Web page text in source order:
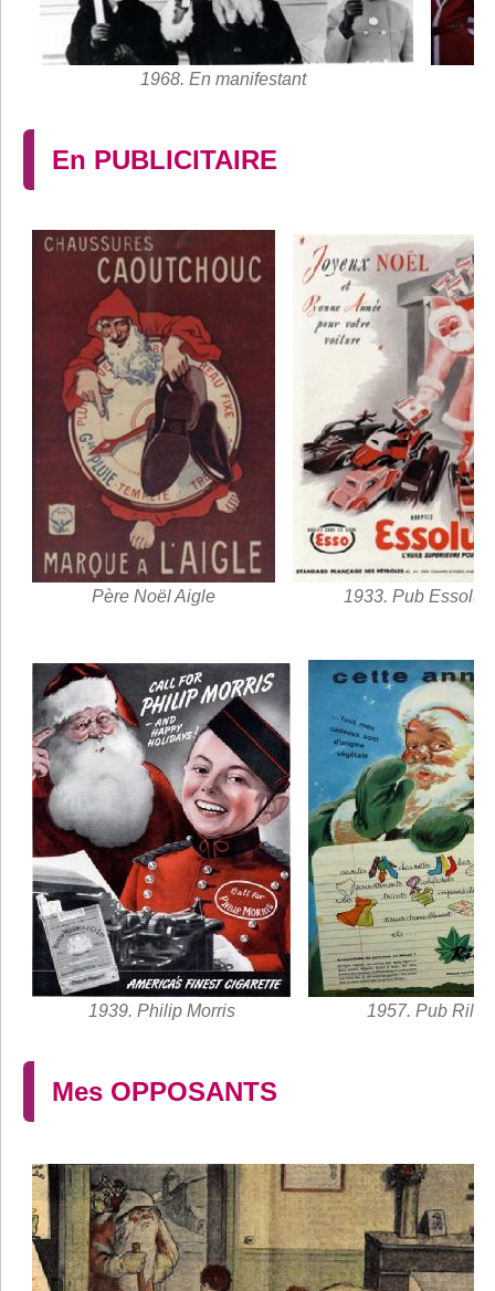
1968. En manifestant
En PUBLICITAIRE
Père Noël Aigle 1933. Pub
1939. Philip Morris 1957. Pub
Mes OPPOSANTS